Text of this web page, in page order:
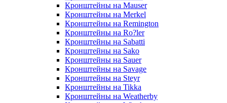
Кронштейны на Mauser
Кронштейны на Merkel
Кронштейны на Remington
Кронштейны на Ro?ler
Кронштейны на Sabatti
Кронштейны на Sako
Кронштейны на Sauer
Кронштейны на Savage
Кронштейны на Steyr
Кронштейны на Tikka
Кронштейны на Weatherby